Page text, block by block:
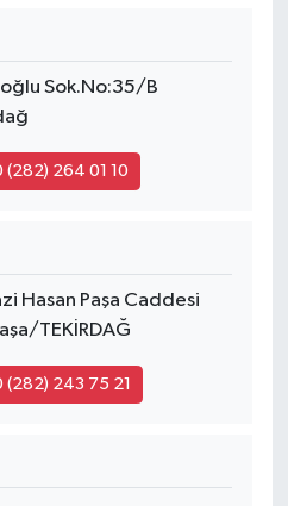
Sok.No:35/B
(282) 264 01 10
Hasan Paşa Caddesi
TEKİRDAĞ
(282) 243 75 21